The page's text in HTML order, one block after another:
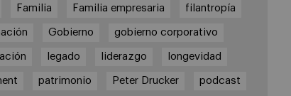
Familia Familia empresaria filantropía
Gobierno gobierno corporativo
legado liderazgo longevidad
patrimonio Peter Drucker podcast